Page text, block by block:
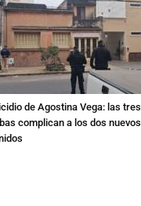
de Agostina Vega: las tres
complican a los dos nuevos